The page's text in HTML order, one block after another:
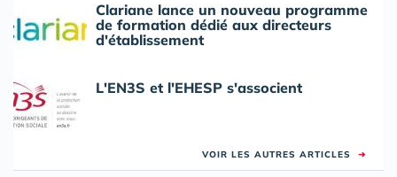
Clariane lance un nouveau programme
de formation dédié aux directeurs
d'établissement
L'EN3S et l'EHESP s'associent
VOIR LES AUTRES ARTICLES ➜